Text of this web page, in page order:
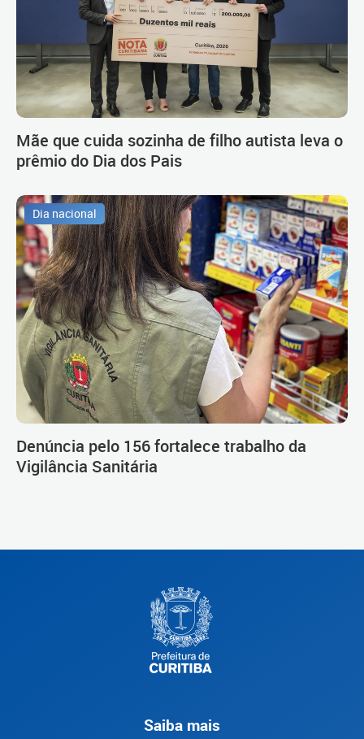
Mãe que cuida sozinha de filho autista leva o
prêmio do Dia dos Pais
Dia nacional
Denúncia pelo 156 fortalece trabalho da
Vigilância Sanitária
Saiba mais